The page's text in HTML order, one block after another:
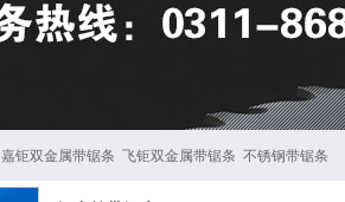
嘉钜双金属带锯条 飞钜双金属带锯条 不锈钢带锯条